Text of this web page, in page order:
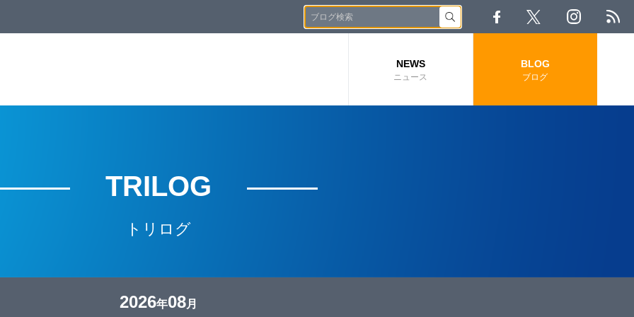
NEWS
ニュース
BLOG
ブログ
TRILOG
トリログ
2026年08月